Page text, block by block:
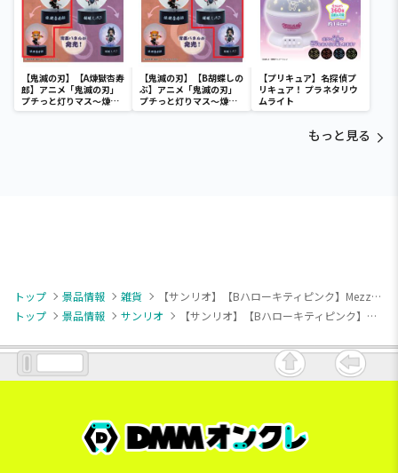
【鬼滅の刃】【A煉獄杏寿
郎】アニメ「鬼滅の刃」
プチっと灯りマス～煉獄
杏寿郎・胡蝶しのぶ～
【鬼滅の刃】【B胡蝶しの
ぶ】アニメ「鬼滅の刃」
プチっと灯りマス～煉獄
杏寿郎・胡蝶しのぶ～
【プリキュア】名探偵プ
リキュア！ プラネタリウ
ムライト
もっと見る
トップ 景品情報 雑貨
【サンリオ】【Bハローキティピンク】Mezzo Piano×Hello Kitty マスコット付きパスケース
トップ
景品情報 サンリオ 【サンリオ】【Bハローキティピンク】Mezzo Piano×Hello Kitty マスコット付きパスケース